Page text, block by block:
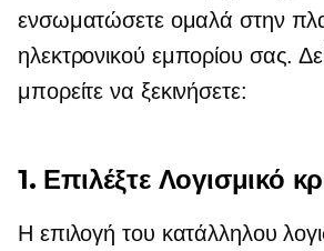
ενσωματώσετε ομαλά στην
ηλεκτρονικού εμπορίου σας.
μπορείτε να ξεκινήσετε:
1. Επιλέξτε Λογισμικό
Η επιλογή του κατάλληλου